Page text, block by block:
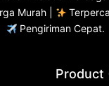
Murah |
Pengiriman Cepat.
Product